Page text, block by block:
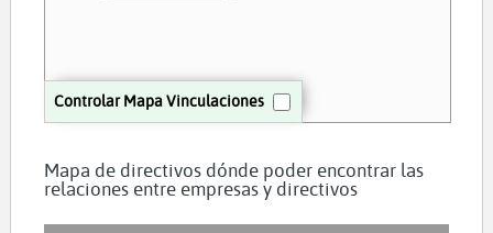
Controlar Mapa Vinculaciones
Mapa de directivos dónde poder encontrar las
relaciones entre empresas y directivos